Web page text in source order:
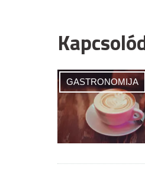
GASTRONOMIJA